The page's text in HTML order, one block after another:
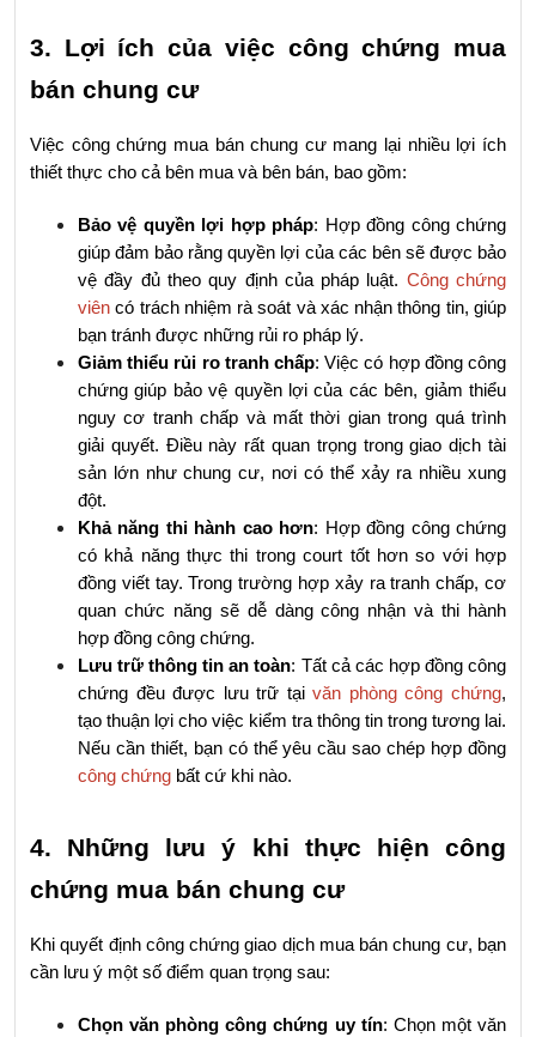
3. Lợi ích của việc công chứng mua
bán chung cư
Việc công chứng mua bán chung cư mang lại nhiều lợi ích
thiết thực cho cả bên mua và bên bán, bao gồm:
Bảo vệ quyền lợi hợp pháp: Hợp đồng công chứng
giúp đảm bảo rằng quyền lợi của các bên sẽ được bảo
vệ đầy đủ theo quy định của pháp luật. Công chứng
viên có trách nhiệm rà soát và xác nhận thông tin, giúp
bạn tránh được những rủi ro pháp lý.
Giảm thiểu rủi ro tranh chấp: Việc có hợp đồng công
chứng giúp bảo vệ quyền lợi của các bên, giảm thiểu
nguy cơ tranh chấp và mất thời gian trong quá trình
giải quyết. Điều này rất quan trọng trong giao dịch tài
sản lớn như chung cư, nơi có thể xảy ra nhiều xung
đột.
Khả năng thi hành cao hơn: Hợp đồng công chứng
có khả năng thực thi trong court tốt hơn so với hợp
đồng viết tay. Trong trường hợp xảy ra tranh chấp, cơ
quan chức năng sẽ dễ dàng công nhận và thi hành
hợp đồng công chứng.
Lưu trữ thông tin an toàn: Tất cả các hợp đồng công
chứng đều được lưu trữ tại văn phòng công chứng,
tạo thuận lợi cho việc kiểm tra thông tin trong tương lai.
công chứng bất cứ khi nào.
4. Những lưu ý khi thực hiện công
chứng mua bán chung cư
Khi quyết định công chứng giao dịch mua bán chung cư, bạn
cần lưu ý một số điểm quan trọng sau:
Chọn văn phòng công chứng uy tín: Chọn một văn